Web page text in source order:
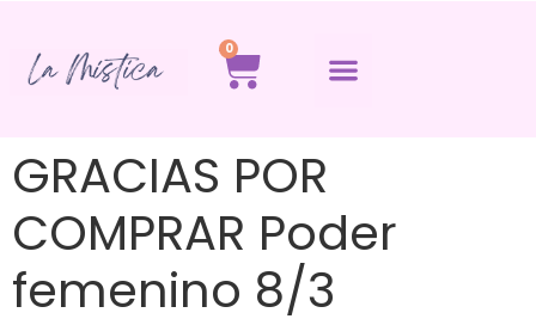
0
GRACIAS POR
COMPRAR Poder
femenino 8/3